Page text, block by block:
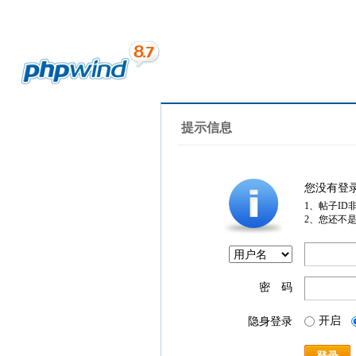
提示信息
您没有登
1、帖子ID
2、您还不
密 码
隐身登录 开启